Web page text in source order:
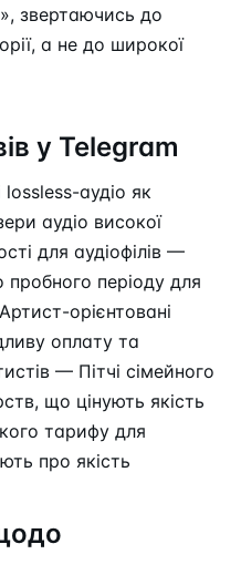
звертаючись до
а не до широкої
у Telegram
аудіо як
аудіо високої
для аудіофілів —
пробного періоду для
орієнтовані
оплату та
— Пітчі сімейного
що цінують якість
тарифу для
про якість